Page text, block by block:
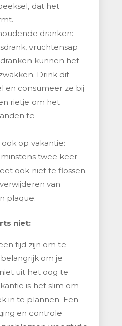
dat het
dranken:
vruchtensap
kunnen het
Drink dit
en consumeer ze bij
rietje om het
te
ook op vakantie:
twee keer
ook niet te flossen.
van
plaque.
niet:
tijd zijn om te
om je
uit het oog te
is het slim om
in te plannen. Een
en controle